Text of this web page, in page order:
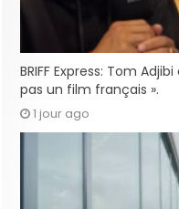
BRIFF Express: Tom
pas un film français ».
1 jour ago